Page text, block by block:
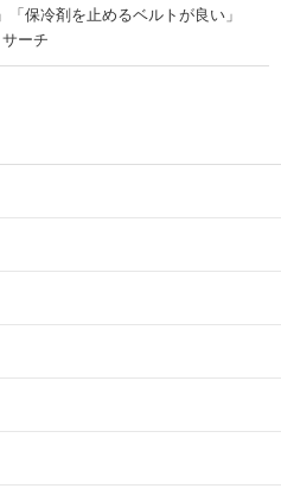
保冷剤を止めるベルトが良い」
ーチ